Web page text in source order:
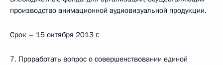
производство анимационной аудиовизуальной продукции.
Срок – 15 октября 2013 г.
7. Проработать вопрос о совершенствовании единой